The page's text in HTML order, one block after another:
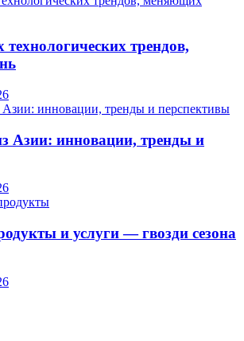
трендов,
Азии: инновации, тренды и
и услуги — гвозди сезона